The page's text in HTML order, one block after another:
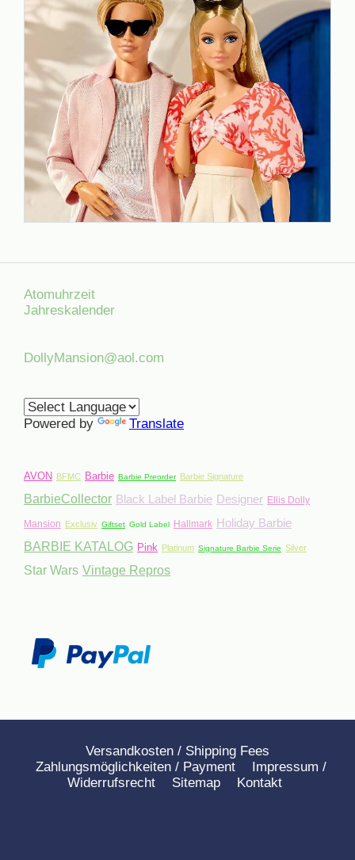
Atomuhrzeit
Jahreskalender
DollyMansion@aol.com
Powered by Translate
AVON BFMC Barbie Barbie Preorder Barbie Signature
BarbieCollector Black Label Barbie Designer Ellis Dolly
Mansion Exclusiv Giftset Gold Label Hallmark Holiday Barbie
BARBIE KATALOG Pink Platinum Signature Barbie Serie Silver
Star Wars Vintage Repros
Versandkosten / Shipping Fees
Zahlungsmöglichkeiten / Payment
Impressum /
Widerrufsrecht
Sitemap Kontakt